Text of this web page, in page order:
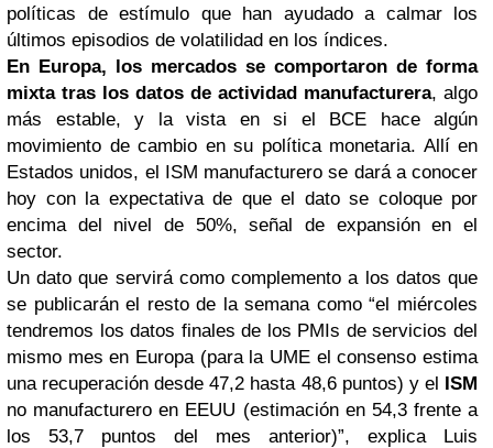
políticas de estímulo que han ayudado a calmar los
últimos episodios de volatilidad en los índices.
En Europa, los mercados se comportaron de forma
mixta tras los datos de actividad manufacturera, algo
más estable, y la vista en si el BCE hace algún
movimiento de cambio en su política monetaria. Allí en
Estados unidos, el ISM manufacturero se dará a conocer
hoy con la expectativa de que el dato se coloque por
encima del nivel de 50%, señal de expansión en el
sector.
Un dato que servirá como complemento a los datos que
se publicarán el resto de la semana como “el miércoles
tendremos los datos finales de los PMIs de servicios del
mismo mes en Europa (para la UME el consenso estima
una recuperación desde 47,2 hasta 48,6 puntos) y el ISM
no manufacturero en EEUU (estimación en 54,3 frente a
los 53,7 puntos del mes anterior)”, explica Luis